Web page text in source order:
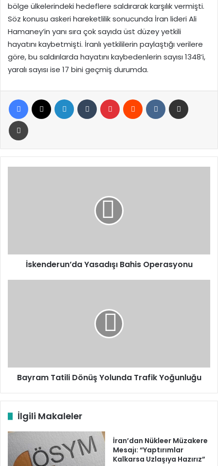
bölge ülkelerindeki hedeflere saldırarak karşılık vermişti.
Söz konusu askeri hareketlilik sonucunda İran lideri Ali
Hamaney’in yanı sıra çok sayıda üst düzey yetkili
hayatını kaybetmişti. İranlı yetkililerin paylaştığı verilere
göre, bu saldırılarda hayatını kaybedenlerin sayısı 1348’i,
yaralı sayısı ise 17 bini geçmiş durumda.
Facebook LinkedIn Tumblr Pinterest Reddit VKontakte
Yazdır
İskenderun’da Yasadışı Bahis Operasyonu
Bayram Tatili Dönüş Yolunda Trafik Yoğunluğu
İlgili Makaleler
İran’dan Nükleer Müzakere
Mesajı: “Yaptırımlar
Kalkarsa Uzlaşıya Hazırız”